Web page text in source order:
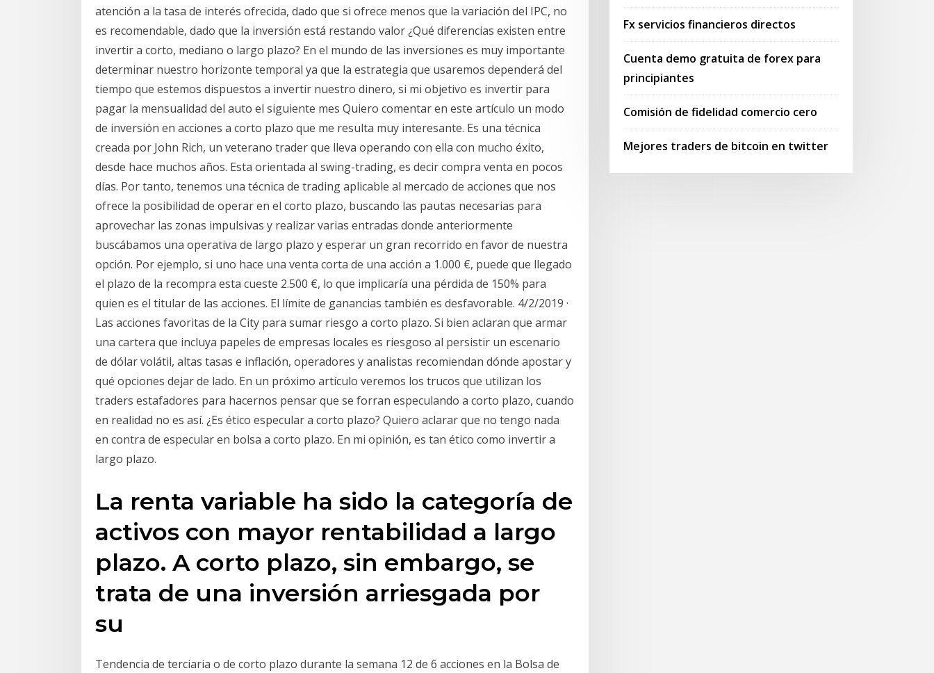
atención a la tasa de interés ofrecida, dado que si ofrece menos que la variación del IPC, no
es recomendable, dado que la inversión está restando valor ¿Qué diferencias existen entre
invertir a corto, mediano o largo plazo? En el mundo de las inversiones es muy importante
determinar nuestro horizonte temporal ya que la estrategia que usaremos dependerá del
tiempo que estemos dispuestos a invertir nuestro dinero, si mi objetivo es invertir para
pagar la mensualidad del auto el siguiente mes Quiero comentar en este artículo un modo
de inversión en acciones a corto plazo que me resulta muy interesante. Es una técnica
creada por John Rich, un veterano trader que lleva operando con ella con mucho éxito,
desde hace muchos años. Esta orientada al swing-trading, es decir compra venta en pocos
días. Por tanto, tenemos una técnica de trading aplicable al mercado de acciones que nos
ofrece la posibilidad de operar en el corto plazo, buscando las pautas necesarias para
aprovechar las zonas impulsivas y realizar varias entradas donde anteriormente
buscábamos una operativa de largo plazo y esperar un gran recorrido en favor de nuestra
opción. Por ejemplo, si uno hace una venta corta de una acción a 1.000 €, puede que llegado
el plazo de la recompra esta cueste 2.500 €, lo que implicaría una pérdida de 150% para
quien es el titular de las acciones. El límite de ganancias también es desfavorable. 4/2/2019 ·
Las acciones favoritas de la City para sumar riesgo a corto plazo. Si bien aclaran que armar
una cartera que incluya papeles de empresas locales es riesgoso al persistir un escenario
de dólar volátil, altas tasas e inflación, operadores y analistas recomiendan dónde apostar y
qué opciones dejar de lado. En un próximo artículo veremos los trucos que utilizan los
traders estafadores para hacernos pensar que se forran especulando a corto plazo, cuando
en realidad no es así. ¿Es ético especular a corto plazo? Quiero aclarar que no tengo nada
en contra de especular en bolsa a corto plazo. En mi opinión, es tan ético como invertir a
largo plazo.
La renta variable ha sido la categoría de
activos con mayor rentabilidad a largo
plazo. A corto plazo, sin embargo, se
trata de una inversión arriesgada por
su
Tendencia de terciaria o de corto plazo durante la semana 12 de 6 acciones en la Bolsa de
Fx servicios financieros directos
Cuenta demo gratuita de forex para
principiantes
Comisión de fidelidad comercio cero
Mejores traders de bitcoin en twitter